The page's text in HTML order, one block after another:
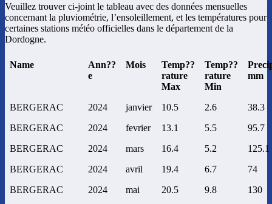
Veuillez trouver ci-joint le tableau avec des données mensuelles
concernant la pluviométrie, l’ensoleillement, et les températures pour
certaines stations météo officielles dans le département de la
Dordogne.
Name
Ann??
e
Mois
Temp??
rature
Max
Temp??
rature
Min
mm
BERGERAC 2024 janvier 10.5 2.6
38.3
BERGERAC
2024 fevrier 13.1 5.5
95.7
BERGERAC
2024 mars 16.4 5.2
125.1
BERGERAC
2024 avril 19.4 6.7
74
BERGERAC
2024 mai 20.5 9.8
130